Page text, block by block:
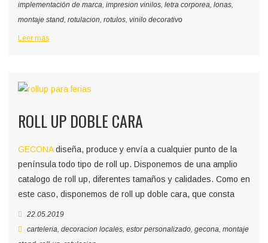
implementación de marca, impresion vinilos, letra corporea, lonas,
montaje stand, rotulacion, rotulos, vinilo decorativo
Leer más
ROLL UP DOBLE CARA
GECONAdiseña, produce y envía a cualquier punto de la
península todo tipo de roll up. Disponemos de una amplio
catalogo de roll up, diferentes tamaños y calidades. Como en
este caso, disponemos de roll up doble cara, que consta
22.05.2019
carteleria, decoracion locales, estor personalizado, gecona, montaje